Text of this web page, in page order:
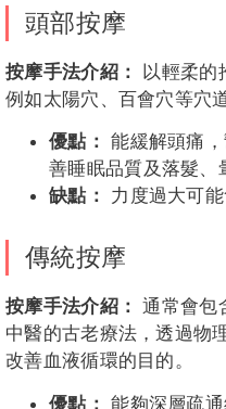
頭部按摩
按摩手法介紹： 以輕柔的
例如太陽穴、百會穴等穴
優點： 能緩解頭痛
善睡眠品質及落髮、
缺點： 力度過大可
傳統按摩
按摩手法介紹： 通常會包
中醫的古老療法，透過物
改善血液循環的目的。
優點： 能夠深層疏